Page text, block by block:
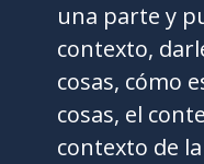
una parte y
contexto,
cosas, cómo
cosas, el
contexto de